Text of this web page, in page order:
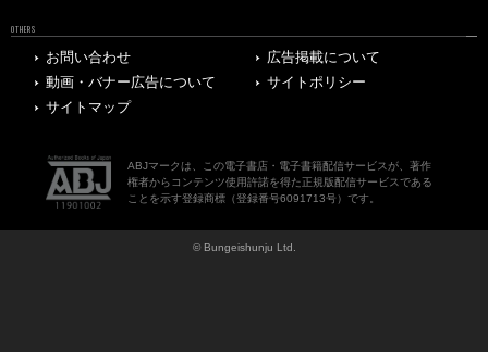
OTHERS
お問い合わせ
広告掲載について
動画・バナー広告について
サイトポリシー
サイトマップ
ABJマークは、この電子書店・電子書籍配信サービスが、著作
権者からコンテンツ使用許諾を得た正規版配信サービスである
ことを示す登録商標（登録番号6091713号）です。
© Bungeishunju Ltd.